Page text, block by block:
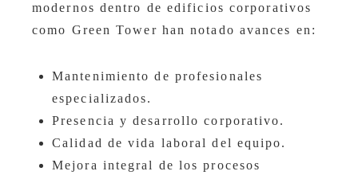
modernos dentro de edificios corporativos
como Green Tower han notado avances en:
Mantenimiento de profesionales
especializados.
Presencia y desarrollo corporativo.
Calidad de vida laboral del equipo.
Mejora integral de los procesos